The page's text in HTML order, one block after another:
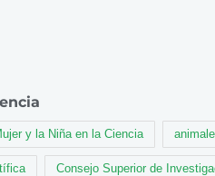
y la Niña en la Ciencia
Consejo Superior de